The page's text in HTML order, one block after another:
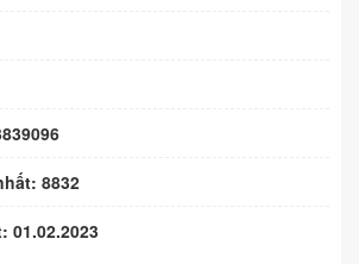
8832
01.02.2023